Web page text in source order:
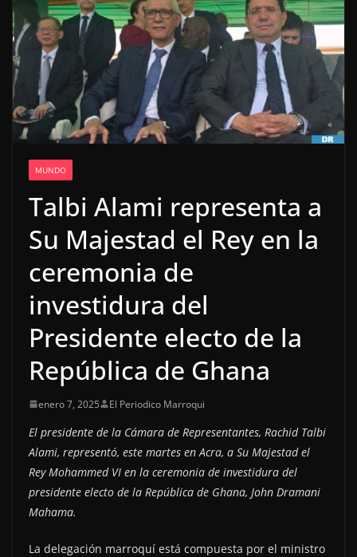
MUNDO
Talbi Alami representa a
Su Majestad el Rey en la
ceremonia de
investidura del
Presidente electo de la
República de Ghana
enero 7, 2025 El Periodico Marroqui
El presidente de la Cámara de Representantes, Rachid Talbi
Alami, representó, este martes en Acra, a Su Majestad el
Rey Mohammed VI en la ceremonia de investidura del
presidente electo de la República de Ghana, John Dramani
Mahama.
La delegación marroquí está compuesta por el ministro